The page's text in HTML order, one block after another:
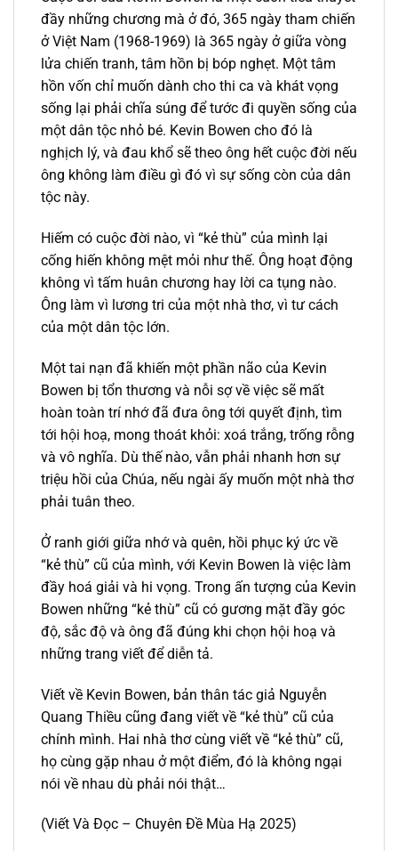
đầy những chương mà ở đó, 365 ngày tham chiến
ở Việt Nam (1968-1969) là 365 ngày ở giữa vòng
lửa chiến tranh, tâm hồn bị bóp nghẹt. Một tâm
hồn vốn chỉ muốn dành cho thi ca và khát vọng
sống lại phải chĩa súng để tước đi quyền sống của
một dân tộc nhỏ bé. Kevin Bowen cho đó là
nghịch lý, và đau khổ sẽ theo ông hết cuộc đời nếu
ông không làm điều gì đó vì sự sống còn của dân
tộc này.
Hiếm có cuộc đời nào, vì “kẻ thù” của mình lại
cống hiến không mệt mỏi như thế. Ông hoạt động
không vì tấm huân chương hay lời ca tụng nào.
Ông làm vì lương tri của một nhà thơ, vì tư cách
của một dân tộc lớn.
Một tai nạn đã khiến một phần não của Kevin
Bowen bị tổn thương và nỗi sợ về việc sẽ mất
hoàn toàn trí nhớ đã đưa ông tới quyết định, tìm
tới hội hoạ, mong thoát khỏi: xoá trắng, trống rỗng
và vô nghĩa. Dù thế nào, vẫn phải nhanh hơn sự
triệu hồi của Chúa, nếu ngài ấy muốn một nhà thơ
phải tuân theo.
Ở ranh giới giữa nhớ và quên, hồi phục ký ức về
“kẻ thù” cũ của mình, với Kevin Bowen là việc làm
đầy hoá giải và hi vọng. Trong ấn tượng của Kevin
Bowen những “kẻ thù” cũ có gương mặt đầy góc
độ, sắc độ và ông đã đúng khi chọn hội hoạ và
những trang viết để diễn tả.
Viết về Kevin Bowen, bản thân tác giả Nguyễn
Quang Thiều cũng đang viết về “kẻ thù” cũ của
chính mình. Hai nhà thơ cùng viết về “kẻ thù” cũ,
họ cùng gặp nhau ở một điểm, đó là không ngại
nói về nhau dù phải nói thật…
(Viết Và Đọc – Chuyên Đề Mùa Hạ 2025)